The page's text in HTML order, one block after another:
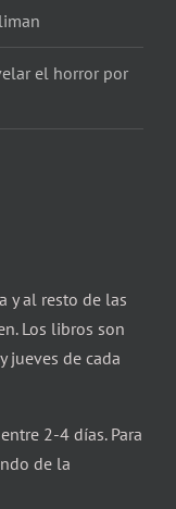
el horror por
y al resto de las
Los libros son
jueves de cada
2-4 días. Para
de la